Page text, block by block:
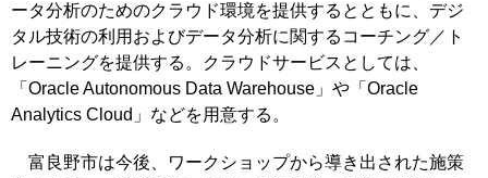
ータ分析のためのクラウド環境を提供するとともに、デジ
タル技術の利用およびデータ分析に関するコーチング／ト
レーニングを提供する。クラウドサービスとしては、
「Oracle Autonomous Data Warehouse」や「Oracle
Analytics Cloud」などを用意する。
富良野市は今後、ワークショップから導き出された施策